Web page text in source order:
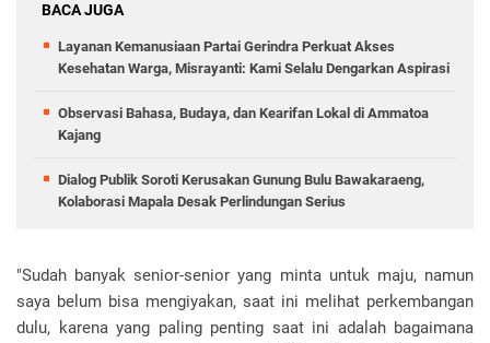
BACA JUGA
Layanan Kemanusiaan Partai Gerindra Perkuat Akses
Kesehatan Warga, Misrayanti: Kami Selalu Dengarkan Aspirasi
Observasi Bahasa, Budaya, dan Kearifan Lokal di Ammatoa
Kajang
Dialog Publik Soroti Kerusakan Gunung Bulu Bawakaraeng,
Kolaborasi Mapala Desak Perlindungan Serius
"Sudah banyak senior-senior yang minta untuk maju, namun
saya belum bisa mengiyakan, saat ini melihat perkembangan
dulu, karena yang paling penting saat ini adalah bagaimana